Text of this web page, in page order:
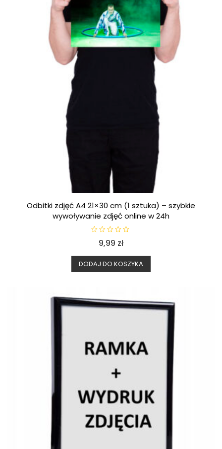
Odbitki zdjęć A4 21×30 cm (1 sztuka) – szybkie
wywoływanie zdjęć online w 24h
n
i
o
n
a
5
9,99 zł
DODAJ DO KOSZYKA